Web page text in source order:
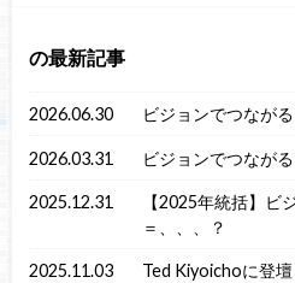
の最新記事
2026.06.30 ビジョンでつなが
2026.03.31 ビジョンでつなが
2025.12.31
【2025年統括】ビ
＝、、、？
2025.11.03 Ted Kiyoichoに登壇